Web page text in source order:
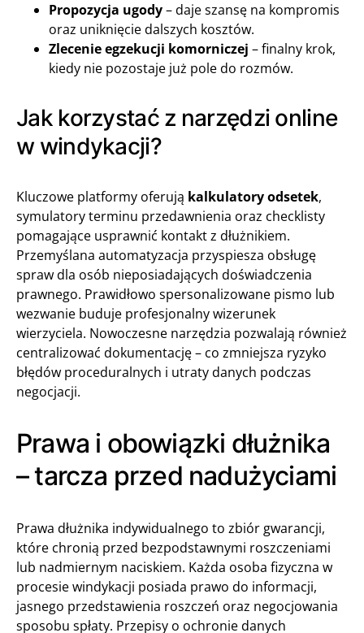
Propozycja ugody– daje szansę na kompromis
oraz uniknięcie dalszych kosztów.
Zlecenie egzekucji komorniczej – finalny krok,
kiedy nie pozostaje już pole do rozmów.
Jak korzystać z narzędzi online
w windykacji?
Kluczowe platformy oferują kalkulatory odsetek,
symulatory terminu przedawnienia oraz checklisty
pomagające usprawnić kontakt z dłużnikiem.
Przemyślana automatyzacja przyspiesza obsługę
spraw dla osób nieposiadających doświadczenia
prawnego. Prawidłowo spersonalizowane pismo lub
wezwanie buduje profesjonalny wizerunek
wierzyciela. Nowoczesne narzędzia pozwalają również
centralizować dokumentację – co zmniejsza ryzyko
błędów proceduralnych i utraty danych podczas
negocjacji.
Prawa i obowiązki dłużnika
– tarcza przed nadużyciami
Prawa dłużnika indywidualnego to zbiór gwarancji,
które chronią przed bezpodstawnymi roszczeniami
lub nadmiernym naciskiem. Każda osoba fizyczna w
procesie windykacji posiada prawo do informacji,
jasnego przedstawienia roszczeń oraz negocjowania
sposobu spłaty. Przepisy o ochronie danych